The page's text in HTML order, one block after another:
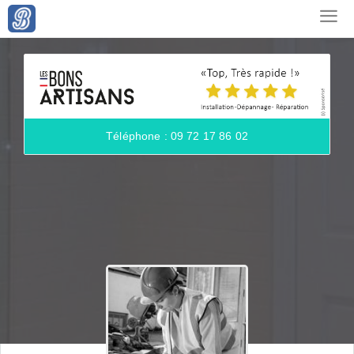
Téléphone : 09 72 17 86 02